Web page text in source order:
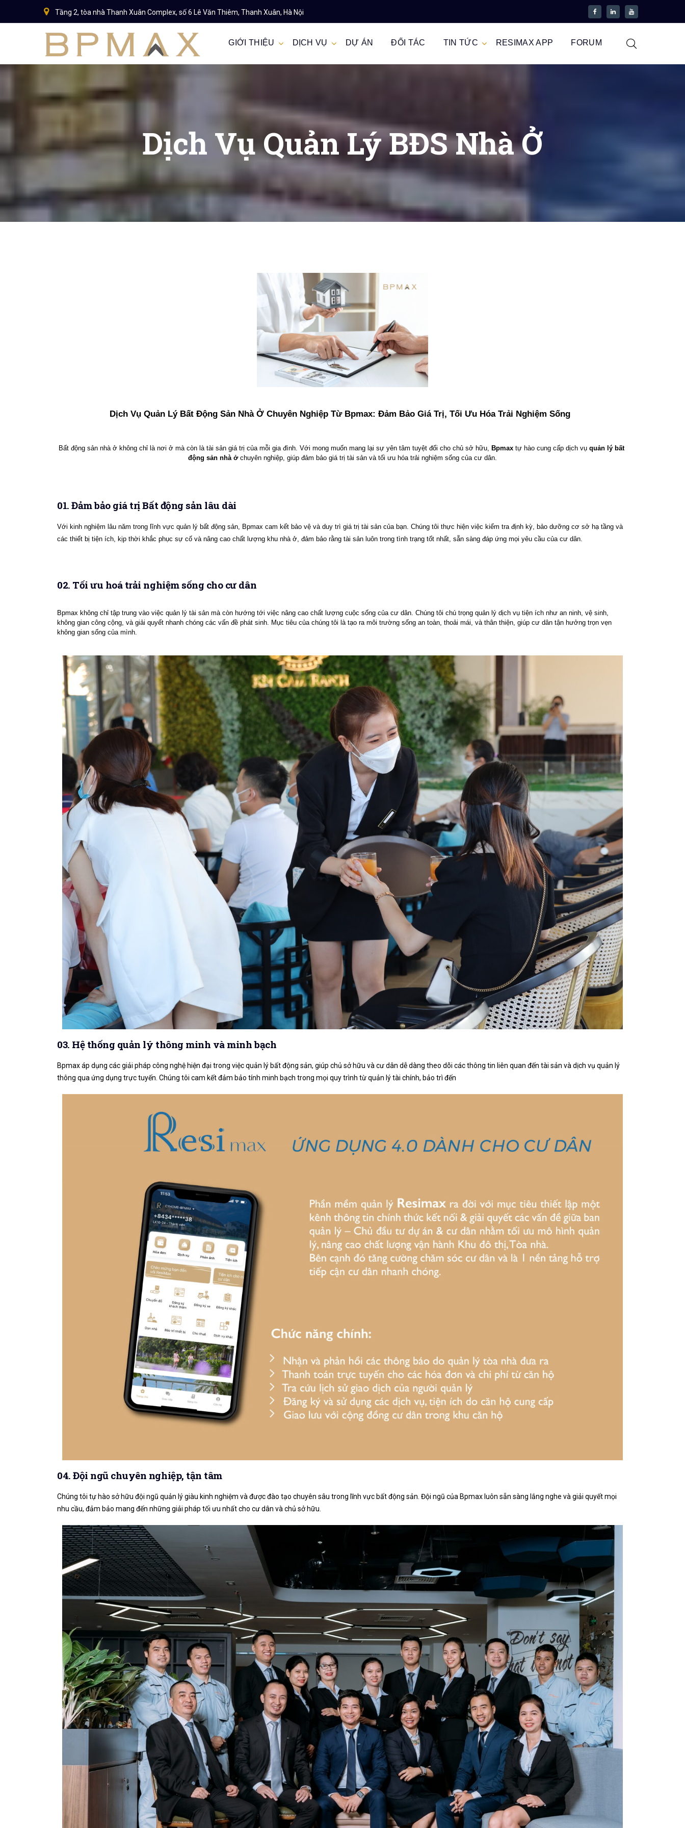
Tầng 2, tòa nhà Thanh Xuân Complex, số 6 Lê Văn Thiêm, Thanh Xuân, Hà Nội
GIỚI THIỆU DỊCH VỤ DỰ ÁN ĐỐI TÁC TIN TỨC RESIMAX APP FORUM
Dịch Vụ Quản Lý BĐS Nhà Ở
Dịch Vụ Quản Lý Bất Động Sản Nhà Ở Chuyên Nghiệp Từ Bpmax: Đảm Bảo Giá Trị, Tối Ưu Hóa Trải Nghiệm Sống
Bất động sản nhà ở không chỉ là nơi ở mà còn là tài sản giá trị của mỗi gia đình. Với mong muốn mang lại sự yên tâm tuyệt đối cho chủ sở hữu, Bpmax tự hào cung cấp dịch vụ quản lý bất
động sản nhà ở chuyên nghiệp, giúp đảm bảo giá trị tài sản và tối ưu hóa trải nghiệm sống của cư dân.
01. Đảm bảo giá trị Bất động sản lâu dài
Với kinh nghiệm lâu năm trong lĩnh vực quản lý bất động sản, Bpmax cam kết bảo vệ và duy trì giá trị tài sản của bạn. Chúng tôi thực hiện việc kiểm tra định kỳ, bảo dưỡng cơ sở hạ tầng và
các thiết bị tiện ích, kịp thời khắc phục sự cố và nâng cao chất lượng khu nhà ở, đảm bảo rằng tài sản luôn trong tình trạng tốt nhất, sẵn sàng đáp ứng mọi yêu cầu của cư dân.
02. Tối ưu hoá trải nghiệm sống cho cư dân
Bpmax không chỉ tập trung vào việc quản lý tài sản mà còn hướng tới việc nâng cao chất lượng cuộc sống của cư dân. Chúng tôi chú trọng quản lý dịch vụ tiện ích như an ninh, vệ sinh,
không gian công cộng, và giải quyết nhanh chóng các vấn đề phát sinh. Mục tiêu của chúng tôi là tạo ra môi trường sống an toàn, thoải mái, và thân thiện, giúp cư dân tận hưởng trọn vẹn
không gian sống của mình.
03. Hệ thống quản lý thông minh và minh bạch
Bpmax áp dụng các giải pháp công nghệ hiện đại trong việc quản lý bất động sản, giúp chủ sở hữu và cư dân dễ dàng theo dõi các thông tin liên quan đến tài sản và dịch vụ quản lý
thông qua ứng dụng trực tuyến. Chúng tôi cam kết đảm bảo tính minh bạch trong mọi quy trình từ quản lý tài chính, bảo trì đến
04. Đội ngũ chuyên nghiệp, tận tâm
Chúng tôi tự hào sở hữu đội ngũ quản lý giàu kinh nghiệm và được đào tạo chuyên sâu trong lĩnh vực bất động sản. Đội ngũ của Bpmax luôn sẵn sàng lắng nghe và giải quyết mọi
nhu cầu, đảm bảo mang đến những giải pháp tối ưu nhất cho cư dân và chủ sở hữu.